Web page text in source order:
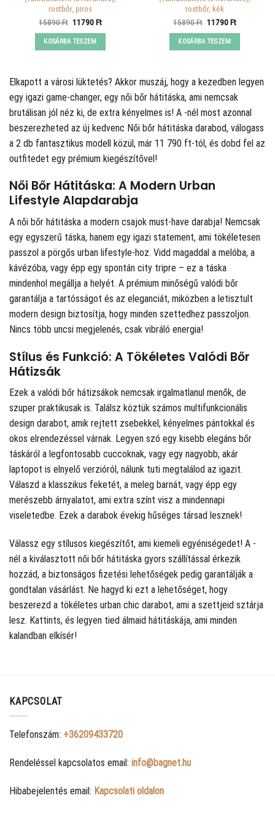
rostbőr, piros
15890Ft Original
was:
15890 Ft.
11790FtCurrent
KOSÁRBA TESZEM
rostbőr, kék
15890Ft Original
was:
15890 Ft.
11790FtCurrent
KOSÁRBA TESZEM
Elkapott a városi lüktetés? Akkor muszáj, hogy a kezedben legyen
egy igazi game-changer, egy női bőr hátitáska, ami nemcsak
brutálisan jól néz ki, de extra kényelmes is! A -nél most azonnal
beszerezheted az új kedvenc Női bőr hátitáska darabod, válogass
a 2 db fantasztikus modell közül, már 11 790 ft-tól, és dobd fel az
outfitedet egy prémium kiegészítővel!
Női Bőr Hátitáska: A Modern Urban
Lifestyle Alapdarabja
A női bőr hátitáska a modern csajok must-have darabja! Nemcsak
egy egyszerű táska, hanem egy igazi statement, ami tökéletesen
passzol a pörgős urban lifestyle-hoz. Vidd magaddal a melóba, a
kávézóba, vagy épp egy spontán city tripre – ez a táska
mindenhol megállja a helyét. A prémium minőségű valódi bőr
garantálja a tartósságot és az eleganciát, miközben a letisztult
modern design biztosítja, hogy minden szettedhez passzoljon.
Nincs több uncsi megjelenés, csak vibráló energia!
Stílus és Funkció: A Tökéletes Valódi Bőr
Hátizsák
Ezek a valódi bőr hátizsákok nemcsak irgalmatlanul menők, de
szuper praktikusak is. Találsz köztük számos multifunkcionális
design darabot, amik rejtett zsebekkel, kényelmes pántokkal és
okos elrendezéssel várnak. Legyen szó egy kisebb elegáns bőr
táskáról a legfontosabb cuccoknak, vagy egy nagyobb, akár
laptopot is elnyelő verzióról, nálunk tuti megtalálod az igazit.
Válaszd a klasszikus feketét, a meleg barnát, vagy épp egy
merészebb árnyalatot, ami extra színt visz a mindennapi
viseletedbe. Ezek a darabok évekig hűséges társad lesznek!
Válassz egy stílusos kiegészítőt, ami kiemeli egyéniségedet! A -
nél a kiválasztott női bőr hátitáska gyors szállítással érkezik
hozzád, a biztonságos fizetési lehetőségek pedig garantálják a
gondtalan vásárlást. Ne hagyd ki ezt a lehetőséget, hogy
beszerezd a tökéletes urban chic darabot, ami a szettjeid sztárja
lesz. Kattints, és legyen tied álmaid hátitáskája, ami minden
kalandban elkísér!
KAPCSOLAT
Telefonszám: +36209433720
Rendeléssel kapcsolatos email: info@bagnet.hu
Hibabejelentés email: Kapcsolati oldalon